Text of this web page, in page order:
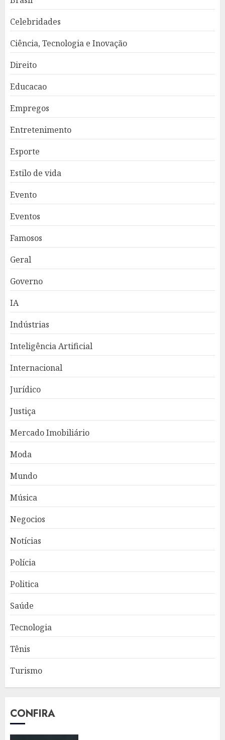
Celebridades
Ciência, Tecnologia e Inovação
Direito
Educacao
Empregos
Entretenimento
Esporte
Estilo de vida
Evento
Eventos
Famosos
Geral
Governo
IA
Indústrias
Inteligência Artificial
Internacional
Jurídico
Justiça
Mercado Imobiliário
Moda
Mundo
Música
Negocios
Notícias
Polícia
Politica
Saúde
Tecnologia
Tênis
Turismo
CONFIRA